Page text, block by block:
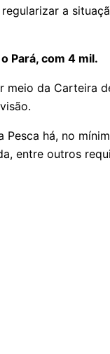
a
Pará, com 4 mil.
da Carteira
há, no
entre outros